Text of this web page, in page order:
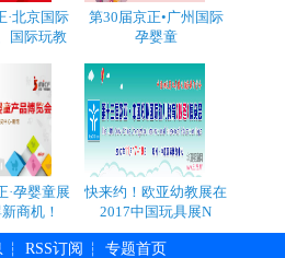
·北京国际
国际玩教
第30届京正•广州国际
孕婴童
·孕婴童展
商机！
快来约！欧亚幼教展在
2017中国玩具展N
┆ RSS订阅 ┆ 专题首页